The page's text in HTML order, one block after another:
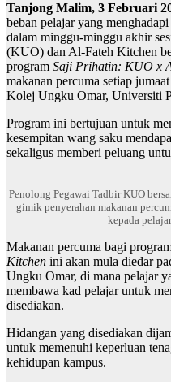
Tanjong Malim, 3 Februari
beban pelajar yang
dalam minggu-minggu akhir
(KUO) dan Al-Fateh Kitchen
program Saji Prihatin: KUO x
makanan percuma setiap
Kolej Ungku Omar, Universiti
Program ini bertujuan untuk
kesempitan wang saku
sekaligus memberi peluang
Penolong Pegawai Tadbir KUO
gimik penyerahan makanan
kepada
Makanan percuma bagi
Kitchen ini akan mula diedar
Ungku Omar, di mana pelajar
membawa kad pelajar untuk
disediakan.
Hidangan yang disediakan
untuk memenuhi keperluan
kehidupan kampus.